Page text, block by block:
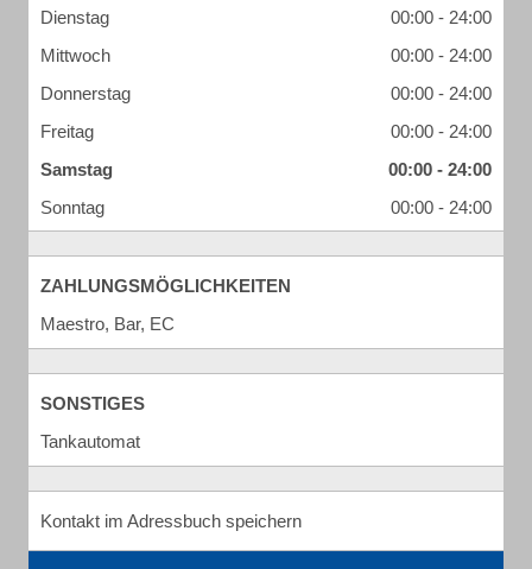
Dienstag
00:00 - 24:00
Mittwoch
00:00 - 24:00
Donnerstag
00:00 - 24:00
Freitag
00:00 - 24:00
Samstag
00:00 - 24:00
Sonntag
00:00 - 24:00
ZAHLUNGSMÖGLICHKEITEN
Maestro, Bar, EC
SONSTIGES
Tankautomat
Kontakt im Adressbuch speichern